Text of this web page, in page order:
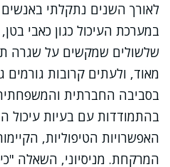
לאורך השנים נתקלתי
במערכת העיכול כגון כאבי
שלשולים שמקשים על שגרה
מאוד, ולעתים קרובות
בסביבה החברתית
בהתמודדות עם בעיות עיכול
האפשרויות הטיפוליות,
המרקחת. מניסיוני, השאלה